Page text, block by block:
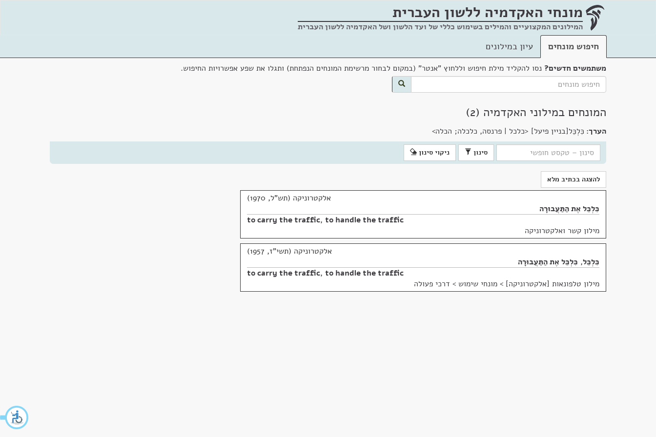
מונחי האקדמיה ללשון העברית
המילונים המקצועיים והמילים בשימוש כללי של ועד הלשון ושל האקדמיה ללשון העברית
חיפוש מונחים עיון במילונים
משתמשים חדשים? נסו להקליד מילת חיפוש וללחוץ "אנטר" (במקום לבחור מרשימת המונחים הנפתחת) ותגלו את שפע אפשרויות החיפוש.
המונחים במילוני האקדמיה (2)
הערך: כִּלְכֵּל[בניין פיעל] <כלכל | פרנסה, כלכלה; הכלה>
סינון ניקוי סינון
להצגה בכתיב מלא
אלקטרוניקה (תש"ל, 1970)
כִּלְכֵּל אֶת הַתַּעֲבוּרָה
to carry the traffic, to handle the traffic
מילון קשר ואלקטרוניקה
אלקטרוניקה (תשי"ז, 1957)
כִּלְכֵּל, כִּלְכֵּל אֶת הַתַּעֲבוּרָה
to carry the traffic, to handle the traffic
מילון טלפונאות [אלקטרוניקה] > מונחי שימוש > דרכי פעולה